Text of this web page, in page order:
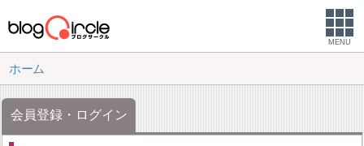
MENU
ホーム
会員登録・ログイン